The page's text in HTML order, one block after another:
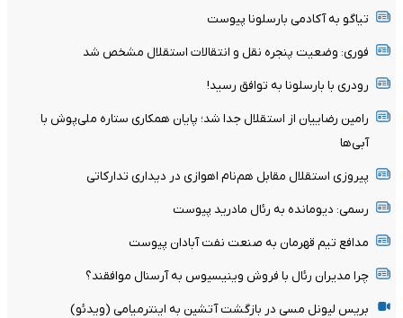
تیاگو به آکادمی بارسلونا پیوست
فوری: وضعیت پنجره نقل و انتقالات استقلال مشخص شد
رودری با بارسلونا به توافق رسید!
رامین رضاییان از استقلال جدا شد؛ پایان همکاری ستاره ملی‌پوش با
آبی‌ها
پیروزی استقلال مقابل هم‌نام اهوازی در دیداری تدارکاتی
رسمی: دیومانده به رئال مادرید پیوست
مدافع تیم قهرمان به صنعت نفت آبادان پیوست
چرا مدیران رئال با فروش وینیسیوس به آرسنال موافقند؟
بریس لیونل مسی در بازگشت آتشین به اینترمیامی (ویدئو)